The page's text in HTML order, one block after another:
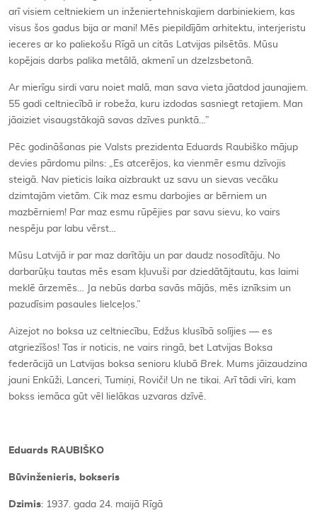
arī visiem celtniekiem un inženiertehniskajiem darbiniekiem, kas
visus šos gadus bija ar mani! Mēs piepildījām arhitektu, interjeristu
ieceres ar ko paliekošu Rīgā un citās Latvijas pilsētās. Mūsu
kopējais darbs palika metālā, akmenī un dzelzsbetonā.
Ar mierīgu sirdi varu noiet malā, man sava vieta jāatdod jaunajiem.
55 gadi celtniecībā ir robeža, kuru izdodas sasniegt retajiem. Man
jāaiziet visaugstākajā savas dzīves punktā…”
Pēc godināšanas pie Valsts prezidenta Eduards Raubiško mājup
devies pārdomu pilns: „Es atcerējos, ka vienmēr esmu dzīvojis
steigā. Nav pieticis laika aizbraukt uz savu un sievas vecāku
dzimtajām vietām. Cik maz esmu darbojies ar bērniem un
mazbērniem! Par maz esmu rūpējies par savu sievu, ko vairs
nespēju par labu vērst…
Mūsu Latvijā ir par maz darītāju un par daudz nosodītāju. No
darbarūķu tautas mēs esam kļuvuši par dziedātājtautu, kas laimi
meklē ārzemēs… Ja nebūs darba savās mājās, mēs iznīksim un
pazudīsim pasaules lielceļos.”
Aizejot no boksa uz celtniecību, Edžus klusībā solījies — es
atgriezīšos! Tas ir noticis, ne vairs ringā, bet Latvijas Boksa
federācijā un Latvijas boksa senioru klubā Brek. Mums jāizaudzina
jauni Enkūži, Lanceri, Tumiņi, Roviči! Un ne tikai. Arī tādi vīri, kam
bokss iemāca gūt vēl lielākas uzvaras dzīvē.
Eduards RAUBIŠKO
Būvinženieris, bokseris
Dzimis: 1937. gada 24. maijā Rīgā